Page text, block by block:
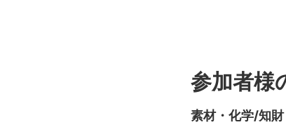
参加者様
素材・化学/知